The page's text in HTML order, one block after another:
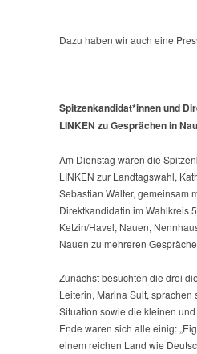
Dazu haben wir auch eine
Spitzenkandidat*innen und
LINKEN zu Gesprächen in
Am Dienstag waren die
LINKEN zur Landtagswahl,
Sebastian Walter, gemeinsam
Direktkandidatin im Wahlkreis
Ketzin/Havel, Nauen,
Nauen zu mehreren
Zunächst besuchten die drei
Leiterin, Marina Sult, sprachen
Situation sowie die kleinen
Ende waren sich alle einig:
einem reichen Land wie